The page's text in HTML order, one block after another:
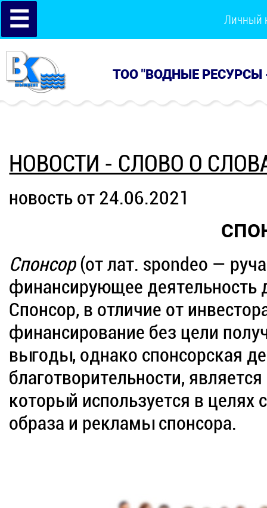
☰ Личный
ТОО "ВОДНЫЕ РЕСУРСЫ
НОВОСТИ - СЛОВО О
новость от 24.06.2021
Спонсор(от лат. spondeo —
финансирующее деятельность
Спонсор, в отличие от
финансирование без цели
выгоды, однако спонсорская
благотворительности,
который используется в целях
образа и рекламы спонсора.